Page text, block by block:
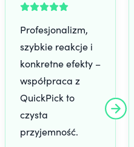
Profesjonalizm,
szybkie reakcje i
konkretne efekty –
współpraca z
QuickPick to
czysta
przyjemność.